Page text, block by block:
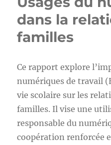
dans la
familles
Ce rapport explore
numériques de travail
vie scolaire sur les
familles. Il vise une
responsable du
coopération renforcée